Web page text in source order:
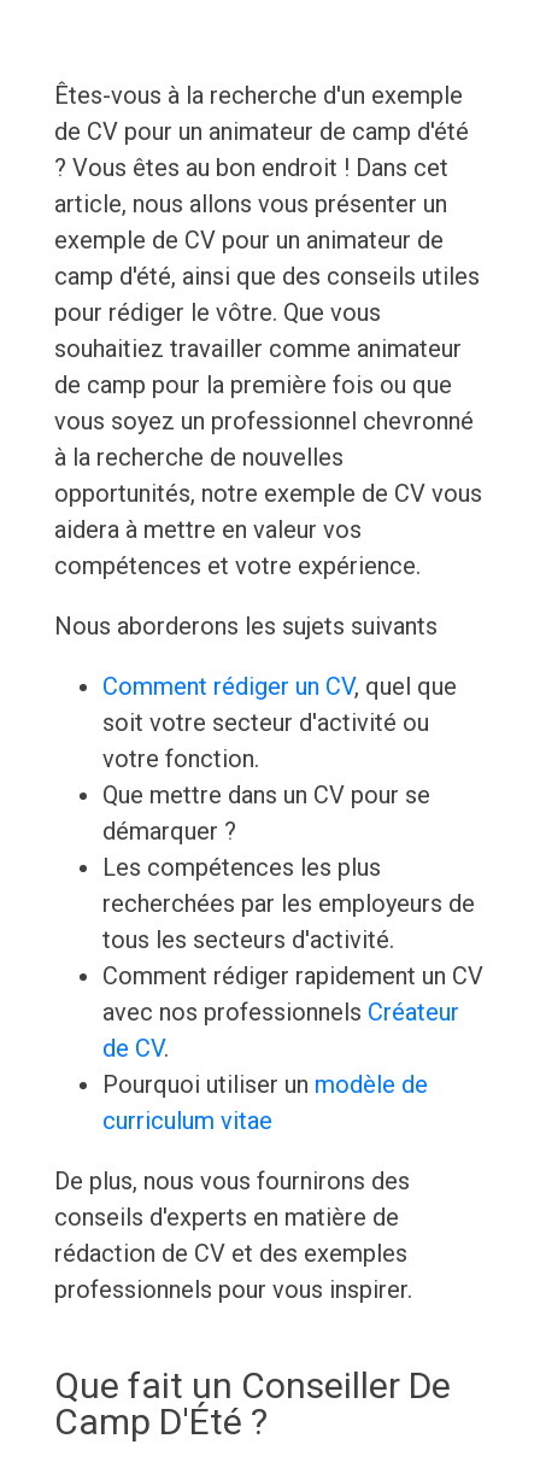
Êtes-vous à la recherche d'un exemple
de CV pour un animateur de camp d'été
? Vous êtes au bon endroit ! Dans cet
article, nous allons vous présenter un
exemple de CV pour un animateur de
camp d'été, ainsi que des conseils utiles
pour rédiger le vôtre. Que vous
souhaitiez travailler comme animateur
de camp pour la première fois ou que
vous soyez un professionnel chevronné
à la recherche de nouvelles
opportunités, notre exemple de CV vous
aidera à mettre en valeur vos
compétences et votre expérience.
Nous aborderons les sujets suivants
Comment rédiger un CV, quel que
soit votre secteur d'activité ou
votre fonction.
Que mettre dans un CV pour se
démarquer ?
Les compétences les plus
recherchées par les employeurs de
tous les secteurs d'activité.
Comment rédiger rapidement un CV
avec nos professionnels Créateur
de CV.
Pourquoi utiliser un modèle de
curriculum vitae
De plus, nous vous fournirons des
conseils d'experts en matière de
rédaction de CV et des exemples
professionnels pour vous inspirer.
Que fait un Conseiller De
Camp D'Été ?